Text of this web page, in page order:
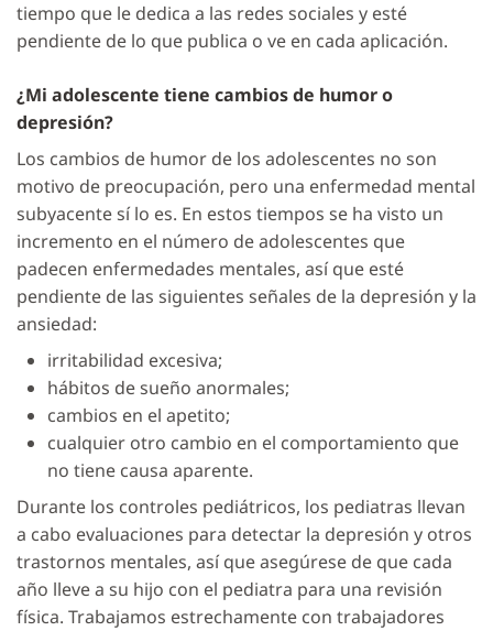
tiempo que le dedica a las redes sociales y esté
pendiente de lo que publica o ve en cada aplicación.
¿Mi adolescente tiene cambios de humor o
depresión?
Los cambios de humor de los adolescentes no son
motivo de preocupación, pero una enfermedad mental
subyacente sí lo es. En estos tiempos se ha visto un
incremento en el número de adolescentes que
padecen enfermedades mentales, así que esté
pendiente de las siguientes señales de la depresión y la
ansiedad:
irritabilidad excesiva;
hábitos de sueño anormales;
cambios en el apetito;
cualquier otro cambio en el comportamiento que
no tiene causa aparente.
Durante los controles pediátricos, los pediatras llevan
a cabo evaluaciones para detectar la depresión y otros
trastornos mentales, así que asegúrese de que cada
año lleve a su hijo con el pediatra para una revisión
física. Trabajamos estrechamente con trabajadores